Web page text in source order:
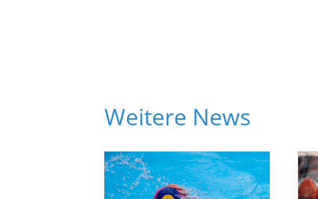
Weitere News